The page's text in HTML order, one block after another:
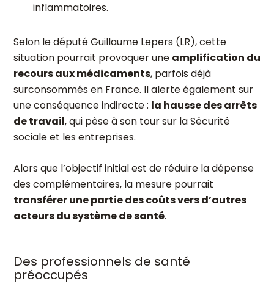
inflammatoires.
Selon le députéGuillaume Lepers (LR), cette
situation pourrait provoquer une amplification du
recours aux médicaments, parfois déjà
surconsommés en France. Il alerte également sur
une conséquence indirecte : la hausse des arrêts
de travail, qui pèse à son tour sur la Sécurité
sociale et les entreprises.
Alors que l’objectif initial est de réduire la dépense
des complémentaires, la mesure pourrait
transférer une partie des coûts vers d’autres
acteurs du système de santé.
Des professionnels de santé
préoccupés